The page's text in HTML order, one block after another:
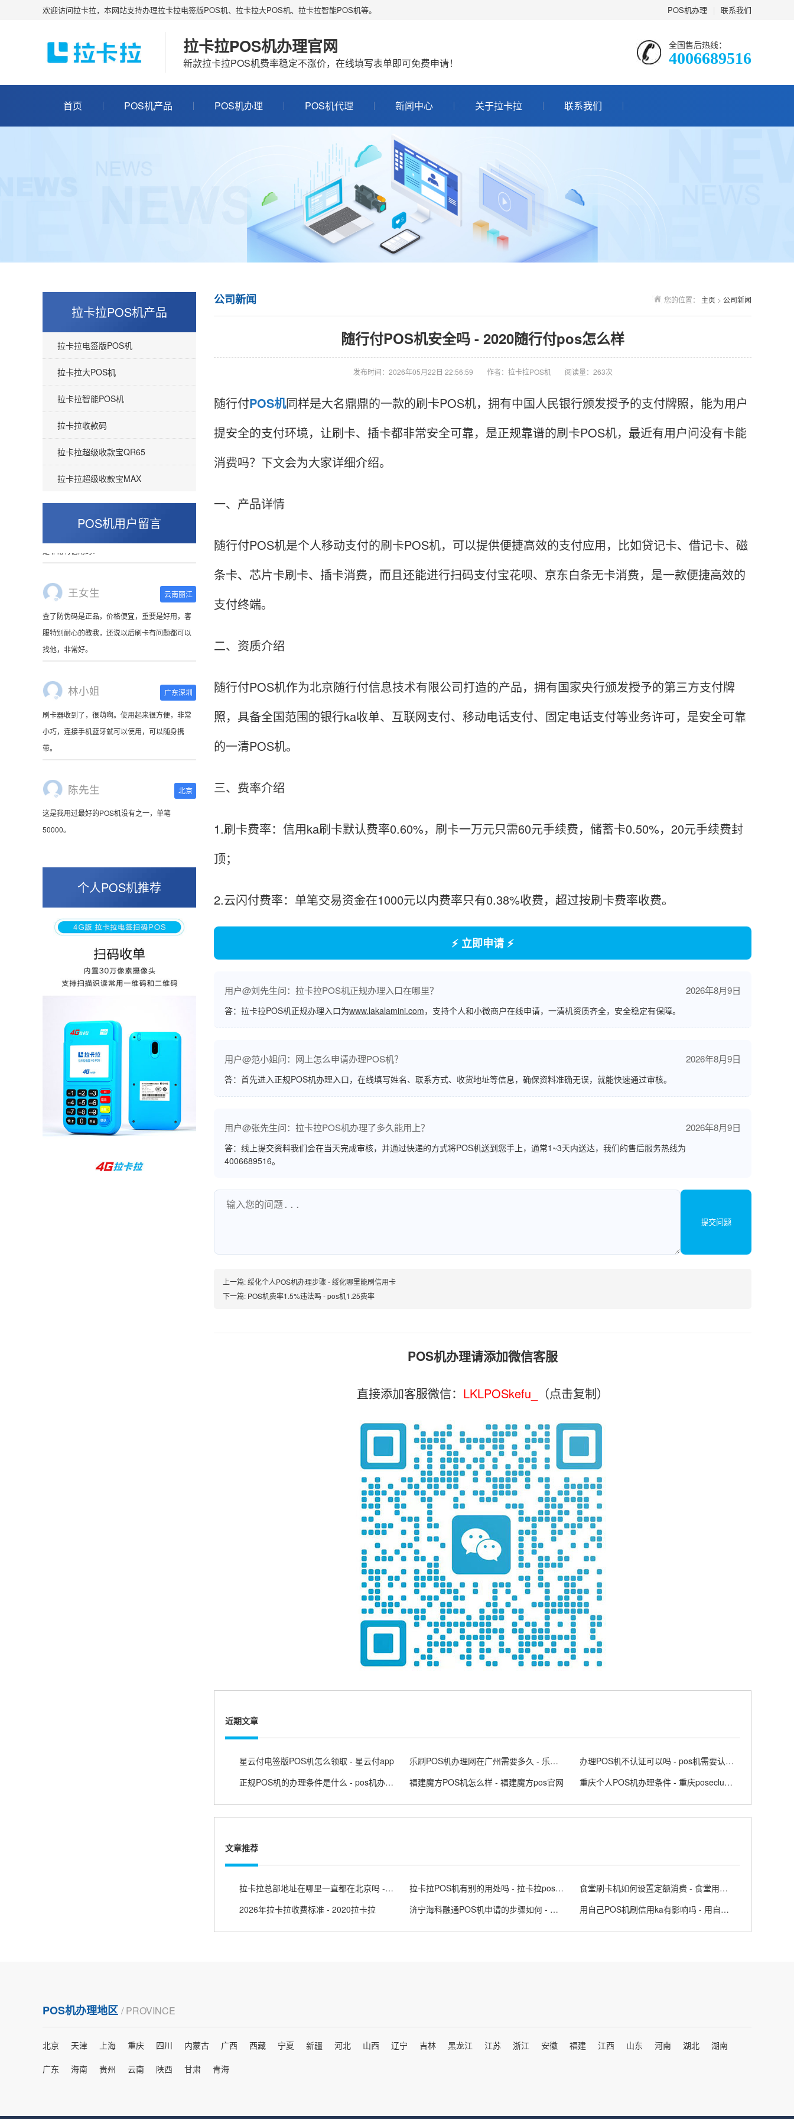
POS机办理 联系我们
欢迎访问拉卡拉，本网站支持办理拉卡拉电签版POS机、拉卡拉大POS机、拉卡拉智能POS机等。
拉卡拉POS机办理官网
新款拉卡拉POS机费率稳定不涨价，在线填写表单即可免费申请！
全国售后热线：
4006689516
首页 POS机产品 POS机办理 POS机代理 新闻中心 关于拉卡拉 联系我们
拉卡拉POS机产品
拉卡拉电签版POS机
拉卡拉大POS机
拉卡拉智能POS机
拉卡拉收款码
拉卡拉超级收款宝QR65
拉卡拉超级收款宝MAX
POS机用户留言
查了防伪码是正品，价格便宜，重要是好用，客
服特别耐心的教我，还说以后刷卡有问题都可以
找他，非常好。
刷卡器收到了，很萌啊。使用起来很方便，非常
小巧，连接手机蓝牙就可以使用，可以随身携
带。
50000。
好，但是可以接受。售后服务好整体比较满意。
周先生
孙女士
收到用了还可以，朋友推荐用的，她之前用了竟
然给提额了，希望我也能提呃，客服还和我说了
很多提额小技巧希望有用吧。
杨先生
很满意！
个人POS机推荐
您的位置： 主页 > 公司新闻
公司新闻
随行付POS机安全吗 - 2020随行付pos怎么样
发布时间：2026年05月22日 22:56:59 作者：拉卡拉POS机 阅读量：263次
随行付POS机同样是大名鼎鼎的一款的刷卡POS机，拥有中国人民银行颁发授予的支付牌照，能为用户
提安全的支付环境，让刷卡、插卡都非常安全可靠，是正规靠谱的刷卡POS机，最近有用户问没有卡能
消费吗？下文会为大家详细介绍。
一、产品详情
随行付POS机是个人移动支付的刷卡POS机，可以提供便捷高效的支付应用，比如贷记卡、借记卡、磁
条卡、芯片卡刷卡、插卡消费，而且还能进行扫码支付宝花呗、京东白条无卡消费，是一款便捷高效的
支付终端。
二、资质介绍
随行付POS机作为北京随行付信息技术有限公司打造的产品，拥有国家央行颁发授予的第三方支付牌
照，具备全国范围的银行ka收单、互联网支付、移动电话支付、固定电话支付等业务许可，是安全可靠
的一清POS机。
三、费率介绍
1.刷卡费率：信用ka刷卡默认费率0.60%，刷卡一万元只需60元手续费，储蓄卡0.50%，20元手续费封
顶；
2.云闪付费率：单笔交易资金在1000元以内费率只有0.38%收费，超过按刷卡费率收费。
⚡ 立即申请 ⚡
用户@刘先生问：拉卡拉POS机正规办理入口在哪里？ 2026年8月9日
答：拉卡拉POS机正规办理入口为www.lakalamini.com，支持个人和小微商户在线申请，一清机资质齐全，安全稳定有保障。
用户@范小姐问：网上怎么申请办理POS机？ 2026年8月9日
答：首先进入正规POS机办理入口，在线填写姓名、联系方式、收货地址等信息，确保资料准确无误，就能快速通过审核。
用户@张先生问：拉卡拉POS机办理了多久能用上？ 2026年8月9日
答：线上提交资料我们会在当天完成审核，并通过快递的方式将POS机送到您手上，通常1~3天内送达，我们的售后服务热线为
4006689516。
提交问题
上一篇:绥化个人POS机办理步骤 - 绥化哪里能刷信用卡
下一篇: POS机费率1.5%违法吗 - pos机1.25费率
POS机办理请添加微信客服
直接添加客服微信： LKLPOSkefu_ （点击复制）
近期文章
星云付电签版POS机怎么领取 - 星云付app 乐刷POS机办理网在广州需要多久 - 乐刷pos收费标准
办理POS机不认证可以吗 - pos机需要认证的卡怎么认证
正规POS机的办理条件是什么 - pos机办理的正规渠道
福建魔方POS机怎么样 - 福建魔方pos官网 重庆个人POS机办理条件 - 重庆poseclub怎么进
文章推荐
拉卡拉总部地址在哪里一直都在北京吗 - 拉卡拉北京分公司 拉卡拉POS机有别的用处吗 - 拉卡拉pos机能干什么
食堂刷卡机如何设置定额消费 - 食堂用餐刷卡机
2026年拉卡拉收费标准 - 2020拉卡拉
济宁海科融通POS机申请的步骤如何 - 墨染清秋是什么意思 用自己POS机刷信用ka有影响吗 - 用自己的poss刷自己的信用卡
POS机办理地区 / PROVINCE
北京 天津 上海 重庆 四川 内蒙古 广西 西藏 宁夏 新疆 河北 山西 辽宁 吉林 黑龙江 江苏 浙江 安徽 福建 江西 山东 河南 湖北
湖南
广东
海南 贵州 云南 陕西 甘肃 青海